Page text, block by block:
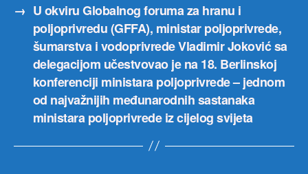
→ U okviru Globalnog foruma za hranu i
poljoprivredu (GFFA), ministar poljoprivrede,
šumarstva i vodoprivrede Vladimir Joković sa
delegacijom učestvovao je na 18. Berlinskoj
konferenciji ministara poljoprivrede – jednom
od najvažnijih međunarodnih sastanaka
ministara poljoprivrede iz cijelog svijeta